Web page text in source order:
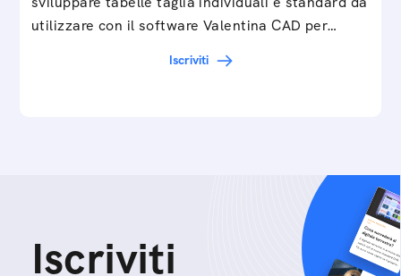
utilizzare con il software Valentina CAD per…
Iscriviti
Iscriviti